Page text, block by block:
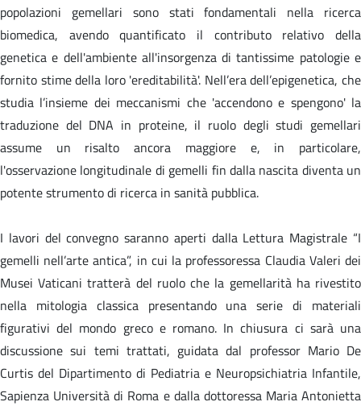
popolazioni gemellari sono stati fondamentali nella ricerca
biomedica, avendo quantificato il contributo relativo della
genetica e dell'ambiente all'insorgenza di tantissime patologie e
fornito stime della loro 'ereditabilità'. Nell’era dell’epigenetica, che
studia l’insieme dei meccanismi che 'accendono e spengono' la
traduzione del DNA in proteine, il ruolo degli studi gemellari
assume un risalto ancora maggiore e, in particolare,
l'osservazione longitudinale di gemelli fin dalla nascita diventa un
potente strumento di ricerca in sanità pubblica.
I lavori del convegno saranno aperti dalla Lettura Magistrale “I
gemelli nell’arte antica”, in cui la professoressa Claudia Valeri dei
Musei Vaticani tratterà del ruolo che la gemellarità ha rivestito
nella mitologia classica presentando una serie di materiali
figurativi del mondo greco e romano. In chiusura ci sarà una
discussione sui temi trattati, guidata dal professor Mario De
Curtis del Dipartimento di Pediatria e Neuropsichiatria Infantile,
Sapienza Università di Roma e dalla dottoressa Maria Antonietta